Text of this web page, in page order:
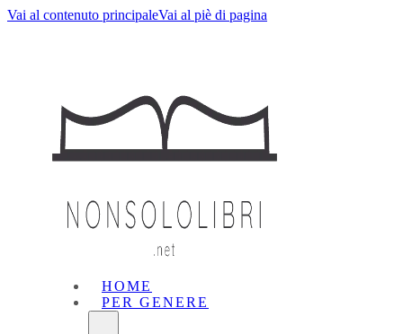
Vai al contenuto principaleVai al piè di pagina
HOME
PER GENERE